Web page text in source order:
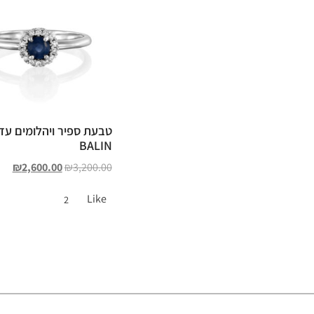
טבעת ספיר ויהלומים
BALIN
₪3,200.00
₪2,600.00
Like
2